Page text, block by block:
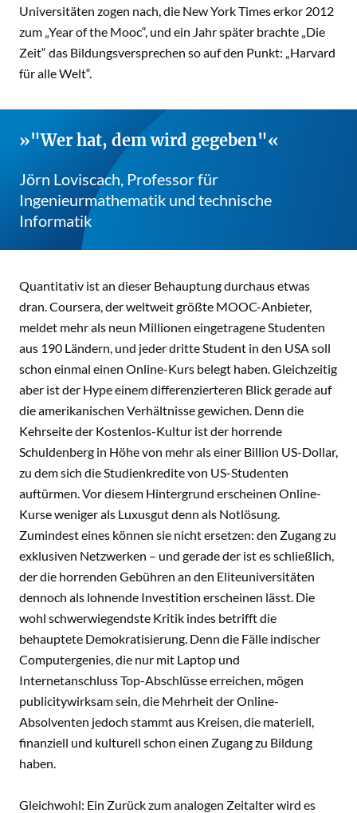
Universitäten zogen nach, die New York Times erkor 2012
zum „Year of the Mooc“, und ein Jahr später brachte „Die
Zeit“ das Bildungsversprechen so auf den Punkt: „Harvard
für alle Welt“.
"Wer hat, dem wird gegeben"
Jörn Loviscach, Professor für
Ingenieurmathematik und technische
Informatik
Quantitativ ist an dieser Behauptung durchaus etwas
dran. Coursera, der weltweit größte MOOC-Anbieter,
meldet mehr als neun Millionen eingetragene Studenten
aus 190 Ländern, und jeder dritte Student in den USA soll
schon einmal einen Online-Kurs belegt haben. Gleichzeitig
aber ist der Hype einem differenzierteren Blick gerade auf
die amerikanischen Verhältnisse gewichen. Denn die
Kehrseite der Kostenlos-Kultur ist der horrende
Schuldenberg in Höhe von mehr als einer Billion US-Dollar,
zu dem sich die Studienkredite von US-Studenten
auftürmen. Vor diesem Hintergrund erscheinen Online-
Kurse weniger als Luxusgut denn als Notlösung.
Zumindest eines können sie nicht ersetzen: den Zugang zu
exklusiven Netzwerken – und gerade der ist es schließlich,
der die horrenden Gebühren an den Eliteuniversitäten
dennoch als lohnende Investition erscheinen lässt. Die
wohl schwerwiegendste Kritik indes betrifft die
behauptete Demokratisierung. Denn die Fälle indischer
Computergenies, die nur mit Laptop und
Internetanschluss Top-Abschlüsse erreichen, mögen
publicitywirksam sein, die Mehrheit der Online-
Absolventen jedoch stammt aus Kreisen, die materiell,
finanziell und kulturell schon einen Zugang zu Bildung
haben.
Gleichwohl: Ein Zurück zum analogen Zeitalter wird es